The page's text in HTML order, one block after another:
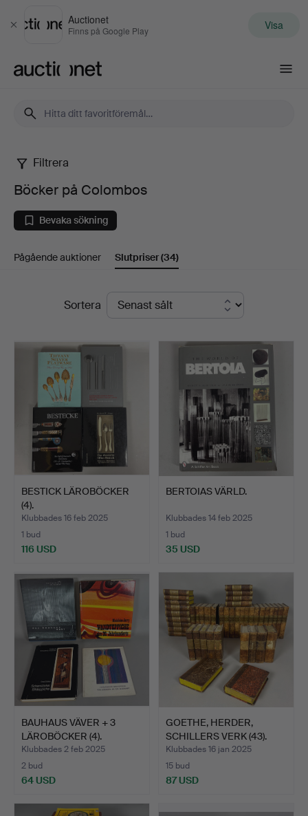
Stäng
Auctionet
Finns på Google Play Visa
Böcker
på
Colombos
Filtrera
Böcker på Colombos
Bevaka sökning
Pågående auktioner Slutpriser(34)
SlutpriserSortera
BESTICK LÄROBÖCKER
(4).
Klubbades 16 feb 2025
1 bud
116 USD
BERTOIAS VÄRLD.
Klubbades 14 feb 2025
1 bud
35 USD
BAUHAUS VÄVER + 3
LÄROBÖCKER (4).
Klubbades 2 feb 2025
2 bud
64 USD
GOETHE, HERDER,
SCHILLERS VERK (43).
Klubbades 16 jan 2025
15 bud
87 USD